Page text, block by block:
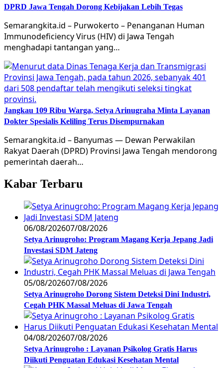
DPRD Jawa Tengah Dorong Kebijakan Lebih Tegas
Semarangkita.id – Purwokerto – Penanganan Human
Immunodeficiency Virus (HIV) di Jawa Tengah
menghadapi tantangan yang…
Jangkau 109 Ribu Warga, Setya Arinugraha Minta Layanan
Dokter Spesialis Keliling Terus Disempurnakan
Semarangkita.id – Banyumas — Dewan Perwakilan
Rakyat Daerah (DPRD) Provinsi Jawa Tengah mendorong
pemerintah daerah…
Kabar Terbaru
06/08/202607/08/2026
Setya Arinugroho: Program Magang Kerja Jepang Jadi
Investasi SDM Jateng
05/08/202607/08/2026
Setya Arinugroho Dorong Sistem Deteksi Dini Industri,
Cegah PHK Massal Meluas di Jawa Tengah
04/08/202607/08/2026
Setya Arinugroho : Layanan Psikolog Gratis Harus
Diikuti Penguatan Edukasi Kesehatan Mental